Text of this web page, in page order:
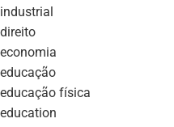
industrial
direito
economia
educação
educação física
education